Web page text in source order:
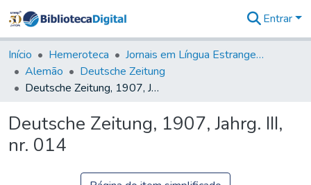
&
Coleções
Tudo na
Biblioteca
Estatísticas
Entrar
Início Hemeroteca
Jornais em Língua Estrangeira
Alemão
Deutsche Zeitung
Deutsche Zeitung, 1907, Jahrg. III, nr. 014
Deutsche Zeitung, 1907, Jahrg. III,
nr. 014